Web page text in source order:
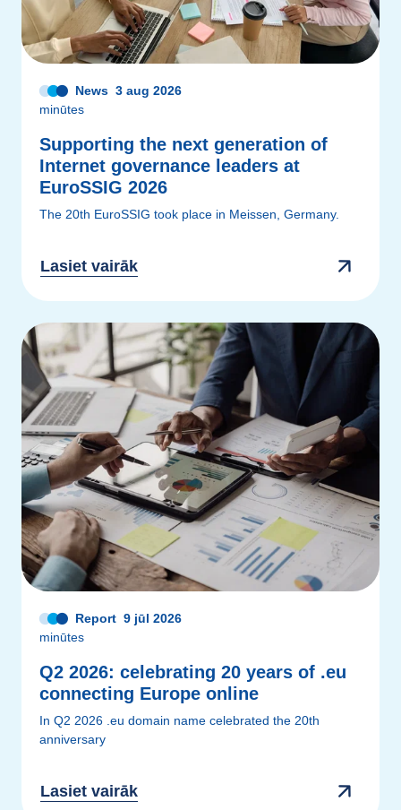
News 3 aug 2026
minūtes
Supporting the next generation of
Internet governance leaders at
EuroSSIG 2026
The 20th EuroSSIG took place in Meissen, Germany.
Lasiet vairāk
Report 9 jūl 2026
minūtes
Q2 2026: celebrating 20 years of .eu
connecting Europe online
In Q2 2026 .eu domain name celebrated the 20th
anniversary
Lasiet vairāk